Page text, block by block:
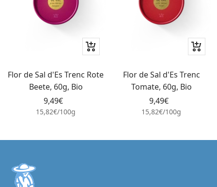
In
den
Warenkorb
Flor de Sal d'Es Trenc Rote
Beete, 60g, Bio
Angebotspreis
9,49€
15,82€/100g
In
den
Flor de Sal d'Es Trenc
Tomate, 60g, Bio
Angebotspreis
9,49€
15,82€/100g